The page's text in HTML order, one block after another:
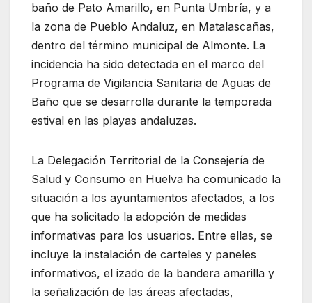
baño de Pato Amarillo, en Punta Umbría, y a
la zona de Pueblo Andaluz, en Matalascañas,
dentro del término municipal de Almonte. La
incidencia ha sido detectada en el marco del
Programa de Vigilancia Sanitaria de Aguas de
Baño que se desarrolla durante la temporada
estival en las playas andaluzas.
La Delegación Territorial de la Consejería de
Salud y Consumo en Huelva ha comunicado la
situación a los ayuntamientos afectados, a los
que ha solicitado la adopción de medidas
informativas para los usuarios. Entre ellas, se
incluye la instalación de carteles y paneles
informativos, el izado de la bandera amarilla y
la señalización de las áreas afectadas,